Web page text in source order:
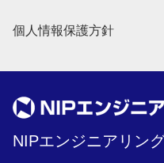
個人情報保護方針
NIPエンジニアリン